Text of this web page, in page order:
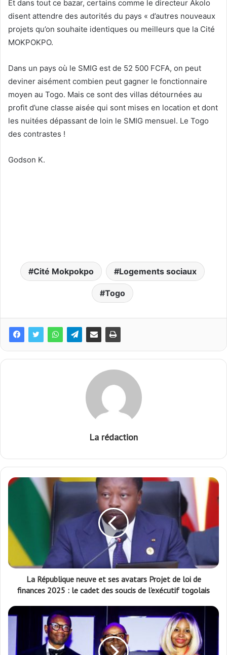
Et dans tout ce bazar, certains comme le directeur Akolo
disent attendre des autorités du pays « d’autres nouveaux
projets qu’on souhaite identiques ou meilleurs que la Cité
MOKPOKPO.
Dans un pays où le SMIG est de 52 500 FCFA, on peut
deviner aisément combien peut gagner le fonctionnaire
moyen au Togo. Mais ce sont des villas détournées au
profit d’une classe aisée qui sont mises en location et dont
les nuitées dépassant de loin le SMIG mensuel. Le Togo
des contrastes !
Godson K.
Cité Mokpokpo Logements sociaux
Togo
La rédaction
La République neuve et ses avatars Projet de loi de
finances 2025 : le cadet des soucis de l’exécutif togolais